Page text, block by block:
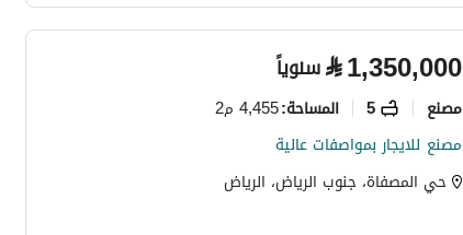
⃁1,350,000 سنوياً
مصنع 5 المساحة:4,455 م2
مصنع للايجار بمواصفات عالية
حي المصفاة، جنوب الرياض، الرياض